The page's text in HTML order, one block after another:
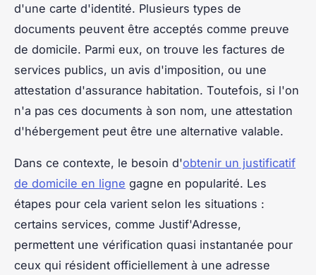
d'une carte d'identité. Plusieurs types de
documents peuvent être acceptés comme preuve
de domicile. Parmi eux, on trouve les factures de
services publics, un avis d'imposition, ou une
attestation d'assurance habitation. Toutefois, si l'on
n'a pas ces documents à son nom, une attestation
d'hébergement peut être une alternative valable.
Dans ce contexte, le besoin d'obtenir un justificatif
de domicile en ligne gagne en popularité. Les
étapes pour cela varient selon les situations :
certains services, comme Justif'Adresse,
permettent une vérification quasi instantanée pour
ceux qui résident officiellement à une adresse